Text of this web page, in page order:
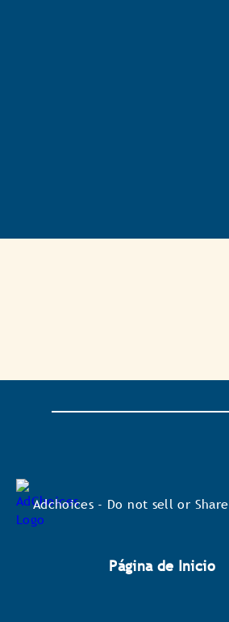
Adchoices - Do not sell or Share
Página de Inicio